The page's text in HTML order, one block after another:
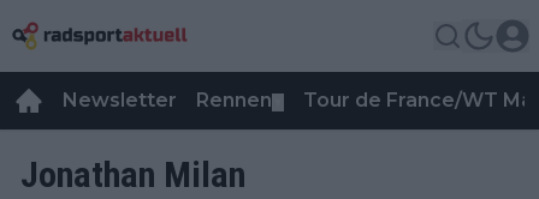
Newsletter Rennen Tour de France/WT
Jonathan Milan